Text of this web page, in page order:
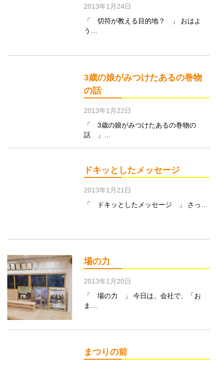
2013年1月24日
「 切符が教える目的地？ 」 おはよ
う…
3歳の娘がみつけたあるの巻物
の話
2013年1月22日
「 3歳の娘がみつけたあるの巻物の
話 」…
ドキッとしたメッセージ
2013年1月21日
「 ドキッとしたメッセージ 」 さっ…
場の力
2013年1月20日
「 場の力 」 今日は、会社で、「お
ま…
まつりの前